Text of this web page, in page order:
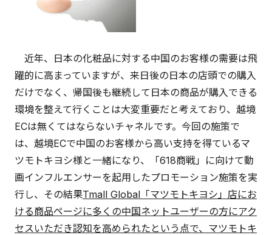
近年、日本の化粧品に対する中国のお客様の需要は飛
躍的に高まっていますが、来日後の日本の店頭での購入
だけでなく、帰国後も継続して日本の商品が購入できる
環境を整えて行くことは大変重要だと考えており、越境
ECは無くてはならないチャネルです。今回の施策で
は、越境ECで中国のお客様から高い支持を得ているマ
ツモトキヨシ様と一緒になり、「618商戦」に向けて動
画インフルエンサーを起用したプロモーション施策を実
行し、その結果Tmall Global「マツモトキヨシ」店にお
ける商品ページに多くの中国ネットユーザーの方にアク
セスいただき認知を高められたという点で、マツモトキ